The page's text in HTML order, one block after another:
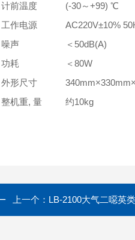
计前温度
(-30～+99) ℃
工作电源
AC220V±10%
噪声
＜50dB(A)
功耗
＜80W
外形尺寸
整机重, 量
约10kg
上一个： LB-2100大气二噁英类污